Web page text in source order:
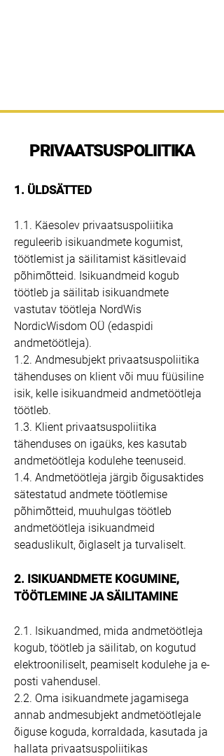
PRIVAATSUSPOLIITIKA
1. ÜLDSÄTTED
1.1. Käesolev privaatsuspoliitika
reguleerib isikuandmete kogumist,
töötlemist ja säilitamist käsitlevaid
põhimõtteid. Isikuandmeid kogub
töötleb ja säilitab isikuandmete
vastutav töötleja NordWis
NordicWisdom OÜ (edaspidi
andmetöötleja).
1.2. Andmesubjekt privaatsuspoliitika
tähenduses on klient või muu füüsiline
isik, kelle isikuandmeid andmetöötleja
töötleb.
1.3. Klient privaatsuspoliitika
tähenduses on igaüks, kes kasutab
andmetöötleja kodulehe teenuseid.
1.4. Andmetöötleja järgib õigusaktides
sätestatud andmete töötlemise
põhimõtteid, muuhulgas töötleb
andmetöötleja isikuandmeid
seaduslikult, õiglaselt ja turvaliselt.
2. ISIKUANDMETE KOGUMINE,
TÖÖTLEMINE JA SÄILITAMINE
​2.1. Isikuandmed, mida andmetöötleja
kogub, töötleb ja säilitab, on kogutud
elektrooniliselt, peamiselt kodulehe ja e-
posti vahendusel.
2.2. Oma isikuandmete jagamisega
annab andmesubjekt andmetöötlejale
õiguse koguda, korraldada, kasutada ja
hallata privaatsuspoliitikas